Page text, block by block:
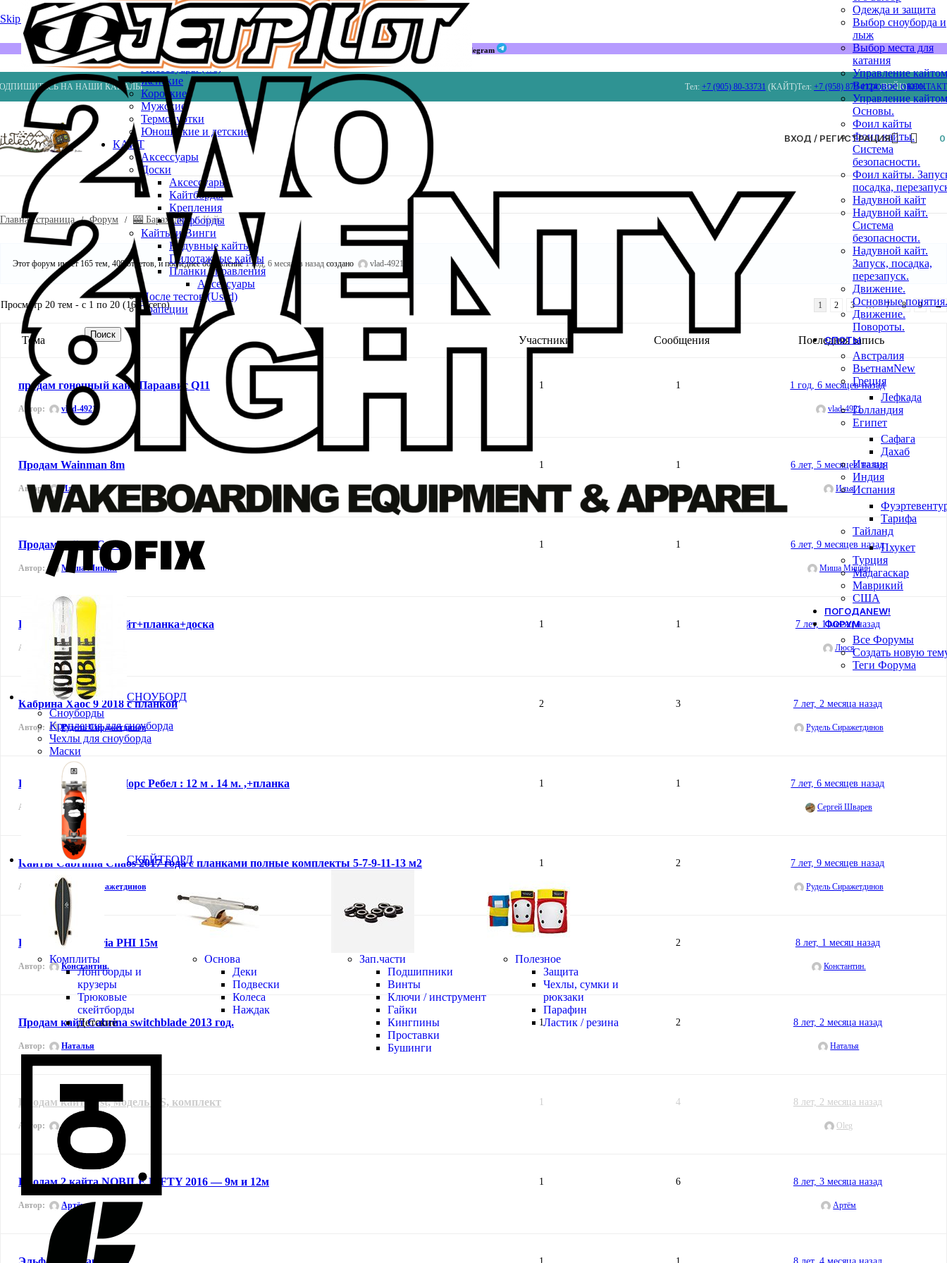
Skip to navigation Skip to main content
Мы в Telegram
НА НАШИ КАНАЛЫ Тел: +7 (905) 80-33731 (КАЙТ)Тел: +7 (958) 879 4124(ВЕЙК)
Весла
Насосы
ВЕЙК
Шлемы
ГИДРОКОСТЮМЫ
Аксессуары (ws)
Женские
Короткие
Мужские
Термокуртки
Юношеские и детские
КАЙТ
Аксессуары
Доски
Аксессуары
Кайтборды
Крепления
Серфборды
Кайты и Винги
Надувные кайты
Пилотажные кайты
Планки управления
Аксессуары
После тестов (Used)
Трапеции
Поиск
ВХОД / РЕГИСТРАЦИЯ 0
СНОУБОРД
Сноуборды
Крепления для сноуборда
Чехлы для сноуборда
Маски
СКЕЙТБОРД
Комплиты
Лонгборды и
крузеры
Трюковые
скейтборды
Детские
Основа
Деки
Подвески
Колеса
Наждак
Зап.части
Подшипники
Винты
Ключи / инструмент
Гайки
Кингпины
Проставки
Бушинги
Полезное
Защита
Чехлы, сумки и
рюкзаки
Парафин
Ластик / резина
Одежда и защита
Выбор сноуборда и
лыж
Выбор места для
катания
Управление
Ветровое окно.
Управление
Основы.
Фоил кайты
Фоил кайты.
Система
безопасности.
Фоил кайты.
посадка,
Надувной кайт
Надувной кайт.
Система
безопасности.
Надувной кайт.
Запуск, посадка,
перезапуск.
Движение.
Основные понятия.
Движение.
Повороты.
СПОТЫ
Австралия
ВьетнамNew
Греция
Лефкада
Голландия
Египет
Сафага
Дахаб
Италия
Индия
Испания
Тарифа
Тайланд
Пхукет
Турция
Мадагаскар
Маврикий
США
ПОГОДАNEW!
ФОРУМ
Все Форумы
Создать новую
Теги Форума
Главная страница Форум 🎰 Барахолка Кайт
Этот форум имеет 165 тем, 409 ответов, и последнее обновление1 год, 6 месяцев назад создано vlad-4921
Просмотр 20 тем - с 1 по 20 (164 всего) 1 2 3 … 7 8 9 →
Тема Участники Сообщения Последняя запись
продам гоночный кайт Параавис Q11
Автор: vlad-4921
1 1 1 год, 6 месяцев назад
vlad-4921
Продам Wainman 8m
Автор: Илья
1 1 6 лет, 5 месяцев назад
Илья
Продам кайты Сore
Автор: Миша Мишин
1 1 6 лет, 9 месяцев назад
Миша Мишин
Продам комплект кайт+планка+доска
Автор: Люся
1 1 7 лет, 1 месяц назад
Люся
Кабрина Хаос 9 2018 с планкой
Автор: Рудель Сиражетдинов
2 3 7 лет, 2 месяца назад
Рудель Сиражетдинов
Продам два купола Норс Ребел : 12 м . 14 м. ,+планка
Автор: Сергей Шварев
1 1 7 лет, 6 месяцев назад
Сергей Шварев
Кайты Cabrinha Chaos 2017 года с планками полные комплекты 5-7-9-11-13 м2
Автор: Рудель Сиражетдинов
1 2 7 лет, 9 месяцев назад
Рудель Сиражетдинов
Кайт Takoon Furia PHI 15м
Автор: Константин.
2 8 лет, 1 месяц назад
Константин.
Продам кайт Cabrina switchblade 2013 год.
Автор: Наталья
1 2 8 лет, 2 месяца назад
Наталья
Продам кайт Best, модель TS, комплект
Автор: Oleg
1 4 8 лет, 2 месяца назад
Oleg
Продам 2 кайта NOBILE FIFTY 2016 — 9м и 12м
Автор: Артём
1 6 8 лет, 3 месяца назад
Артём